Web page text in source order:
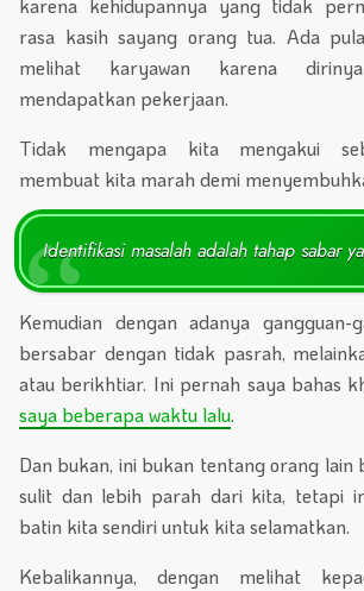
karena kehidupannya yang tidak
rasa kasih sayang orang tua. Ada
melihat karyawan karena
mendapatkan pekerjaan.
Tidak mengapa kita mengakui
membuat kita marah demi
Identifikasi masalah adalah tahap sabar
Kemudian dengan adanya gangguan-
bersabar dengan tidak pasrah,
atau berikhtiar. Ini pernah saya bahas
saya beberapa waktu lalu.
Dan bukan, ini bukan tentang orang lain
sulit dan lebih parah dari kita, tetapi
batin kita sendiri untuk kita selamatkan.
Kebalikannya, dengan melihat